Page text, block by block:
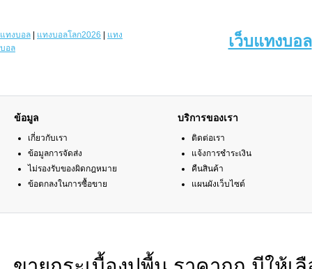
แทงบอล แทงบอลโลก2026
แทง
บอล
เว็บแทงบอล
ข้อมูล
เกี่ยวกับเรา
ข้อมูลการจัดส่ง
ไม่รองรับของผิดกฎหมาย
ข้อตกลงในการซื้อขาย
บริการของเรา
ติดต่อเรา
แจ้งการชำระเงิน
คืนสินค้า
แผนผังเว็บไซต์